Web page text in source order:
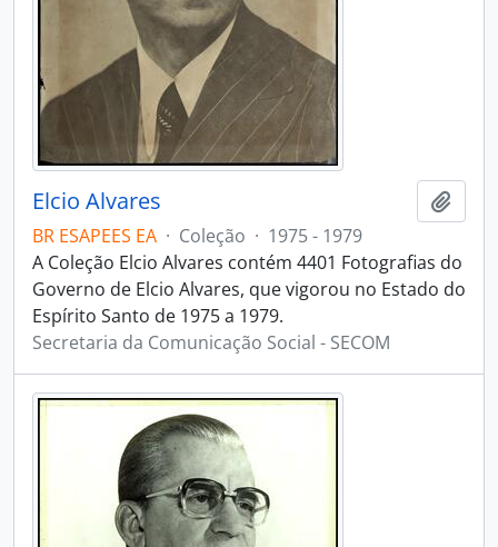
Elcio Alvares
BR ESAPEES EA · Coleção · 1975 - 1979
A Coleção Elcio Alvares contém 4401 Fotografias do
Governo de Elcio Alvares, que vigorou no Estado do
Espírito Santo de 1975 a 1979.
Secretaria da Comunicação Social - SECOM